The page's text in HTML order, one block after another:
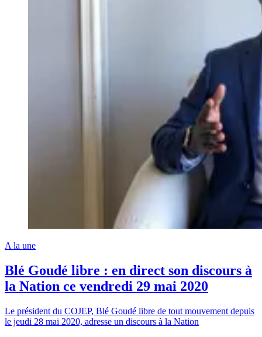
A la une
Blé Goudé libre : en direct son discours à
la Nation ce vendredi 29 mai 2020
Le président du COJEP, Blé Goudé libre de tout mouvement depuis
le jeudi 28 mai 2020, adresse un discours à la Nation